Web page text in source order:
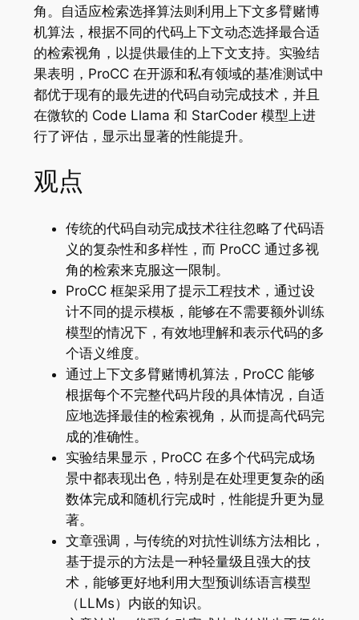
角。自适应检索选择算法则利用上下文多臂赌博
机算法，根据不同的代码上下文动态选择最合适
的检索视角，以提供最佳的上下文支持。实验结
果表明，ProCC 在开源和私有领域的基准测试中
都优于现有的最先进的代码自动完成技术，并且
在微软的 Code Llama 和 StarCoder 模型上进
行了评估，显示出显著的性能提升。
观点
传统的代码自动完成技术往往忽略了代码语
义的复杂性和多样性，而 ProCC 通过多视
角的检索来克服这一限制。
ProCC 框架采用了提示工程技术，通过设
计不同的提示模板，能够在不需要额外训练
模型的情况下，有效地理解和表示代码的多
个语义维度。
通过上下文多臂赌博机算法，ProCC 能够
根据每个不完整代码片段的具体情况，自适
应地选择最佳的检索视角，从而提高代码完
成的准确性。
实验结果显示，ProCC 在多个代码完成场
景中都表现出色，特别是在处理更复杂的函
数体完成和随机行完成时，性能提升更为显
著。
文章强调，与传统的对抗性训练方法相比，
基于提示的方法是一种轻量级且强大的技
术，能够更好地利用大型预训练语言模型
（LLMs）内嵌的知识。